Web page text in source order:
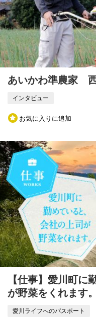
あいかわ準農家
お気に入りに追加
インタビュー
【仕事】愛川町に
が野菜をくれます。
愛川ライフへのパスポート